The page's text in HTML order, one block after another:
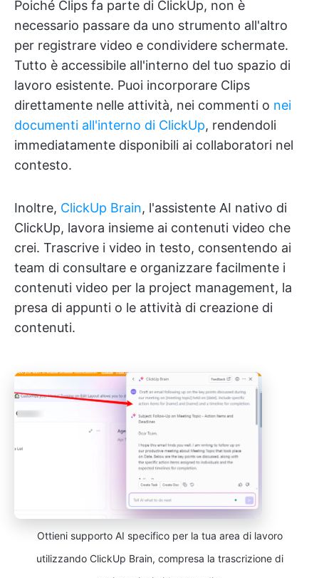
Poiché Clips fa parte di ClickUp, non è
necessario passare da uno strumento all'altro
per registrare video e condividere schermate.
Tutto è accessibile all'interno del tuo spazio di
lavoro esistente. Puoi incorporare Clips
direttamente nelle attività, nei commenti o nei
documenti all'interno di ClickUp, rendendoli
immediatamente disponibili ai collaboratori nel
contesto.
Inoltre, ClickUp Brain, l'assistente AI nativo di
ClickUp, lavora insieme ai contenuti video che
crei. Trascrive i video in testo, consentendo ai
team di consultare e organizzare facilmente i
contenuti video per la project management, la
presa di appunti o le attività di creazione di
contenuti.
Ottieni supporto AI specifico per la tua area di lavoro
utilizzando ClickUp Brain, compresa la trascrizione di